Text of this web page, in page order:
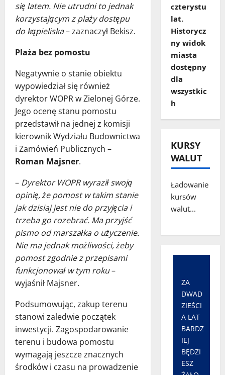
się latem. Nie utrudni to jednak
korzystającym z plaży dostępu
do kąpieliska– zaznaczył Bekisz.
Plaża bez pomostu
Negatywnie o stanie obiektu
wypowiedział się również
dyrektor WOPR w Zielonej Górze.
Jego ocenę stanu pomostu
przedstawił na jednej z komisji
kierownik Wydziału Budownictwa
i Zamówień Publicznych –
Roman Majsner.
– Dyrektor WOPR wyraził swoją
opinię, że pomost w takim stanie
jak dzisiaj jest nie do przyjęcia i
trzeba go rozebrać. Ma przyjść
pismo od marszałka o użyczenie.
Nie ma jednak możliwości, żeby
pomost zgodnie z przepisami
funkcjonował w tym roku–
wyjaśnił Majsner.
Podsumowując, zakup terenu
stanowi zaledwie początek
inwestycji. Zagospodarowanie
terenu i budowa pomostu
wymagają jeszcze znacznych
środków i czasu na prowadzenie
czterystu
lat.
Historycz
ny widok
miasta
dostępny
dla
wszystkic
h
KURSY
WALUT
Ładowanie
kursów
walut...
ZA
DWAD
ZIEŚCI
A LAT
BARDZ
IEJ
BĘDZI
ESZ